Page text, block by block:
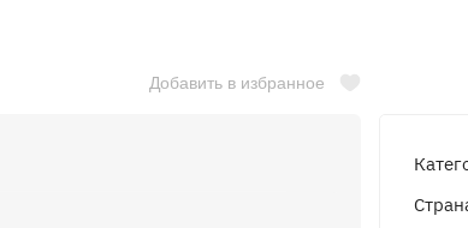
Добавить в избранное